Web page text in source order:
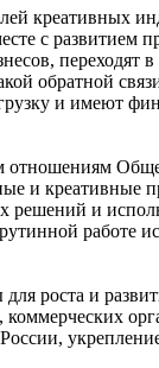
креативных
развитием
переходят
обратной
и имеют
отношениям
и креативные
и
работе
роста и
коммерческих